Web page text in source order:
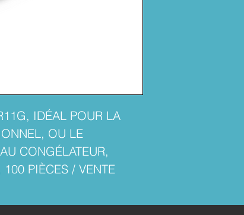
IDÉAL POUR LA
OU LE
CONGÉLATEUR,
PIÈCES / VENTE